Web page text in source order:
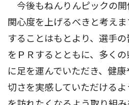
今後もねんりんピックの開
関心度を上げるべきと考え
することはもとより、選手
をＰＲするとともに、多く
に足を運んでいただき、健
切さを実感していただけるよ